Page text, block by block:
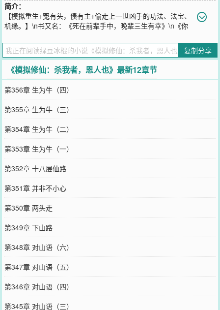
简介：
【模拟重生+冤有头，债有主+偷走上一世凶手的功法、法宝、
机缘。】\n书又名：《死在前辈手中，晚辈三生有幸》\n《你
是长生不死，另一个是重活一世。”\n王易问：“有没有什么办法，能让
两个贪念一起满足？”\n仙人说：“有的，有的。”\n仙人让他照照镜
子，里面什么都有。
您要是觉得《模拟修仙：杀我者，恩人也》还不错的话请不要忘记向
您QQ群和微博微信里的朋友推荐哦！
复制分享
《模拟修仙：杀我者，恩人也》最新12章节
第356章 生为牛（四）
第355章 生为牛（三）
第354章 生为牛（二）
第353章 生为牛（一）
第352章 十八层仙路
第351章 并非不小心
第350章 两头走
第349章 下山路
第348章 对山语（六）
第347章 对山语（五）
第346章 对山语（四）
第345章 对山语（三）